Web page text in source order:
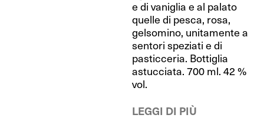
e di vaniglia e al palato
quelle di pesca, rosa,
gelsomino, unitamente a
sentori speziati e di
pasticceria. Bottiglia
astucciata. 700 ml. 42 %
vol.
LEGGI DI PIÙ